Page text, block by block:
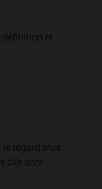
définition et
regard plus
cils sont